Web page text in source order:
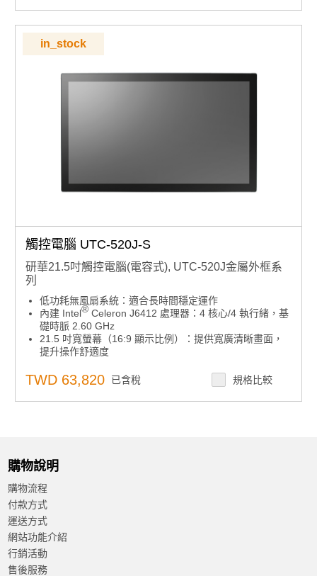
可橫放也可直立使用，不受空間限制，彈性對應各種需求
支援VESA 75*75mm標準壁掛孔：安裝多元，自由擴充不
設限
支援 Windows 10
為什麼要用Win10 IOT版本？與PRO版本有什麼差異?
in_stock
觸控電腦 UTC-520J-S
研華21.5吋觸控電腦(電容式), UTC-520J金屬外框系
列
低功耗無風扇系統：適合長時間穩定運作
內建 Intel® Celeron J6412 處理器：4 核心/4 執行緒，基
礎時脈 2.60 GHz
21.5 吋寬螢幕（16:9 顯示比例）：提供寬廣清晰畫面，
提升操作舒適度
環境
一體成型鋁框外殼設計：堅固耐用
多向擺放彈性：可橫放或直立使用，適應多樣空間需求
TWD 63,820 已含稅 規格比較
購物說明
購物流程
付款方式
運送方式
網站功能介紹
行銷活動
售後服務